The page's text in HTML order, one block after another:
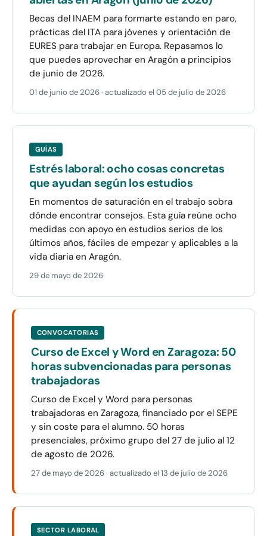
Becas del INAEM para formarte estando en paro,
prácticas del ITA para jóvenes y orientación de
EURES para trabajar en Europa. Repasamos lo
que puedes aprovechar en Aragón a principios
de junio de 2026.
01 de junio de 2026· actualizado el 05 de julio de 2026
GUÍAS
Estrés laboral: ocho cosas concretas
que ayudan según los estudios
En momentos de saturación en el trabajo sobra
dónde encontrar consejos. Esta guía reúne ocho
medidas con apoyo en estudios serios de los
últimos años, fáciles de empezar y aplicables a la
vida diaria en Aragón.
29 de mayo de 2026
CONVOCATORIAS
Curso de Excel y Word en Zaragoza: 50
horas subvencionadas para personas
trabajadoras
Curso de Excel y Word para personas
trabajadoras en Zaragoza, financiado por el SEPE
y sin coste para el alumno. 50 horas
presenciales, próximo grupo del 27 de julio al 12
de agosto de 2026.
27 de mayo de 2026· actualizado el 13 de julio de 2026
SECTOR LABORAL